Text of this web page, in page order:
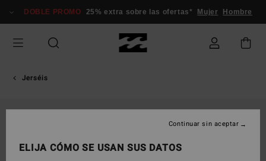
información
DOBLE PROMO 25% extra sobre las ofertas* Mujer Hombre
Jerséis
ELIJA CÓMO SE USAN SUS DATOS
Continuar sin aceptar